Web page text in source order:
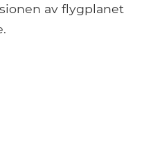
av flygplanet